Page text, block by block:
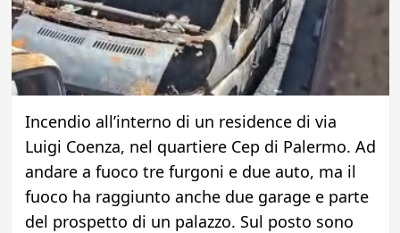
Incendio all’interno di un residence di via
Luigi Coenza, nel quartiere Cep di Palermo. Ad
andare a fuoco tre furgoni e due auto, ma il
fuoco ha raggiunto anche due garage e parte
del prospetto di un palazzo. Sul posto sono